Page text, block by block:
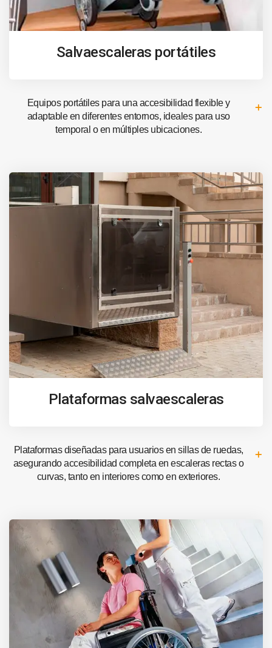
Salvaescaleras portátiles
Equipos portátiles para una accesibilidad flexible y
adaptable en diferentes entornos, ideales para uso
temporal o en múltiples ubicaciones.
Plataformas salvaescaleras
Plataformas diseñadas para usuarios en sillas de ruedas,
asegurando accesibilidad completa en escaleras rectas o
curvas, tanto en interiores como en exteriores.